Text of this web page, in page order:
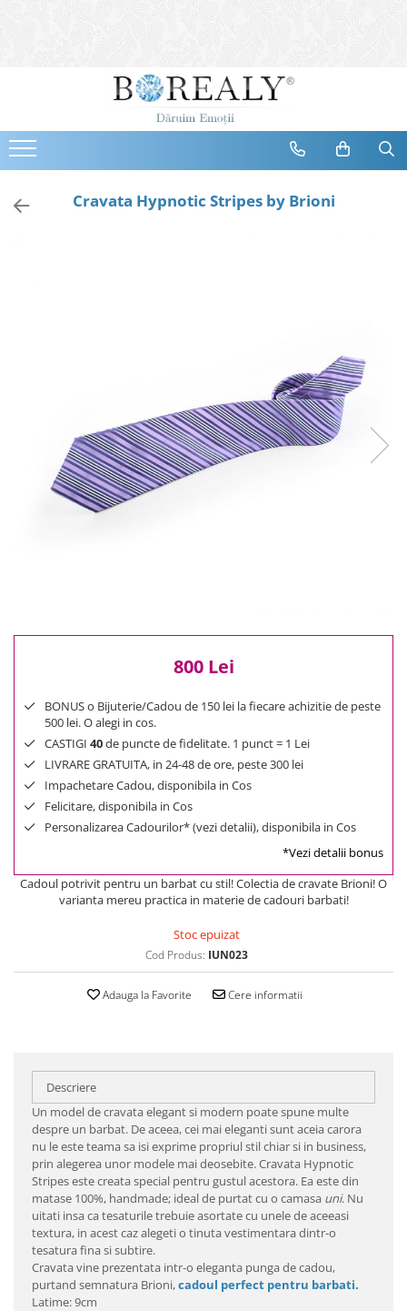
Bijuterii
Cercei
Bratari
Coliere
Cele mai noi
Cele mai vandute
Cele mai votate
300 Lei - 500 Lei
Cravata Hypnotic Stripes by Brioni
800 Lei
BONUS o Bijuterie/Cadou de 150 lei la fiecare achizitie de peste
500 lei. O alegi in cos.
CASTIGI 40de puncte de fidelitate. 1 punct = 1 Lei
LIVRARE GRATUITA, in 24-48 de ore, peste 300 lei
Impachetare Cadou, disponibila in Cos
Felicitare, disponibila in Cos
Personalizarea Cadourilor* (vezi detalii), disponibila in Cos
*Vezi detalii bonus
Cadoul potrivit pentru un barbat cu stil! Colectia de cravate Brioni! O
varianta mereu practica in materie de cadouri barbati!
Stoc epuizat
Cod Produs: IUN023
Adauga la Favorite Cere informatii
Descriere
Un model de cravata elegant si modern poate spune multe
despre un barbat. De aceea, cei mai eleganti sunt aceia carora
nu le este teama sa isi exprime propriul stil chiar si in business,
prin alegerea unor modele mai deosebite. Cravata Hypnotic
Stripes este creata special pentru gustul acestora. Ea este din
matase 100%, handmade; ideal de purtat cu o camasa uni. Nu
uitati insa ca tesaturile trebuie asortate cu unele de aceeasi
textura, in acest caz alegeti o tinuta vestimentara dintr-o
tesatura fina si subtire.
Cravata vine prezentata intr-o eleganta punga de cadou,
purtand semnatura Brioni,cadoul perfect pentru barbati.
Latime: 9cm